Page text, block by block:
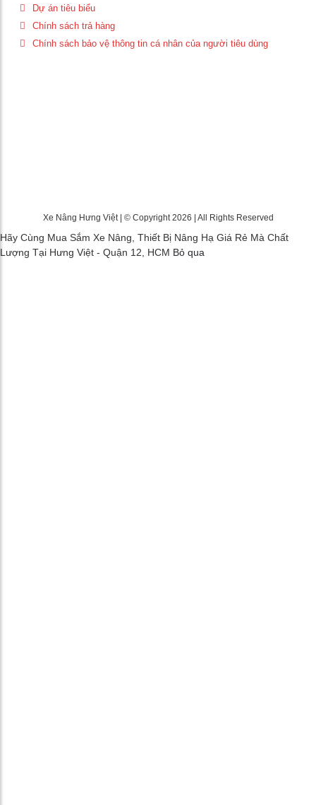
Dự án tiêu biểu
Chính sách trả hàng
Chính sách bảo vệ thông tin cá nhân của người tiêu dùng
Xe Nâng Hưng Việt | © Copyright 2026 | All Rights Reserved
Hãy Cùng Mua Sắm Xe Nâng, Thiết Bị Nâng Hạ Giá Rẻ Mà Chất
Lượng Tại Hưng Việt - Quận 12, HCM Bỏ qua